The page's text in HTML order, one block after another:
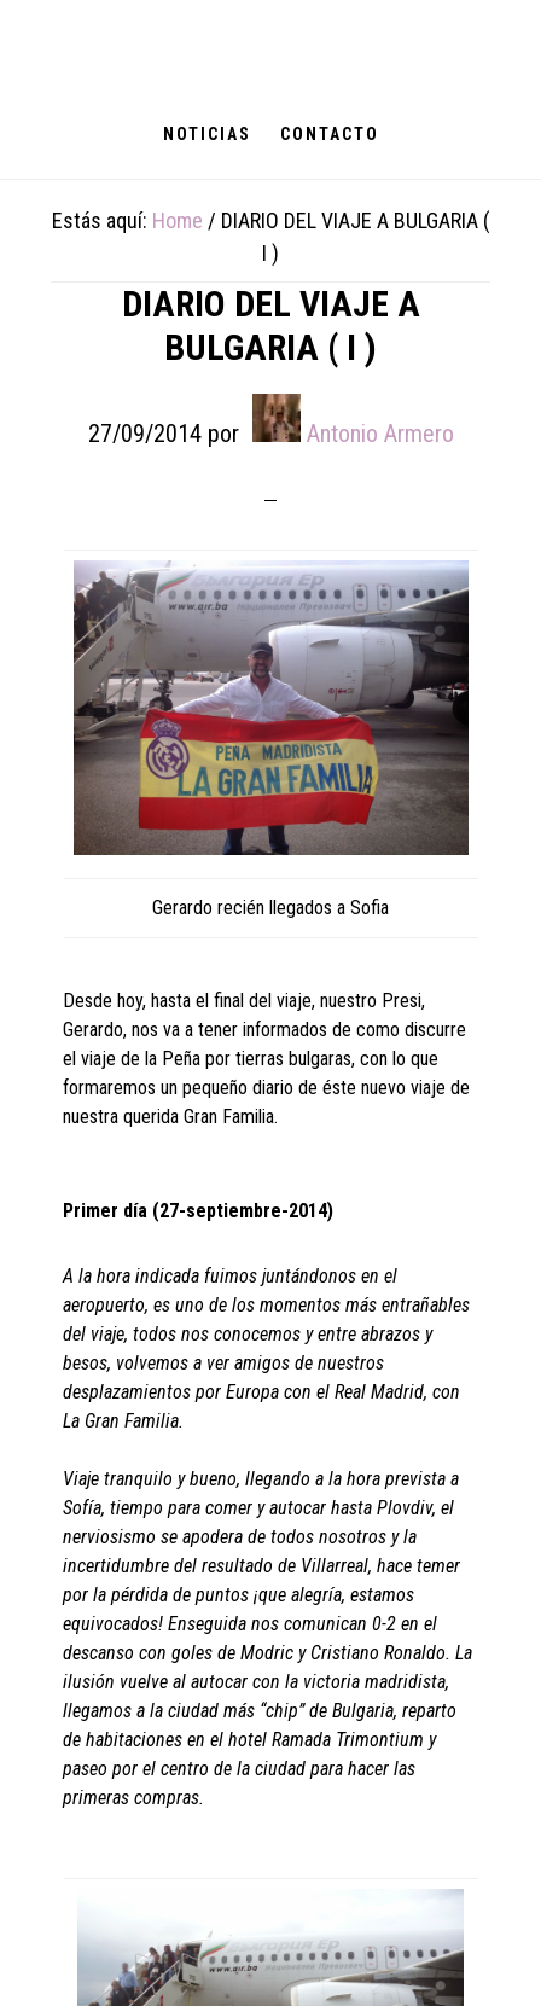
NOTICIAS CONTACTO
Estás aquí: Home / DIARIO DEL VIAJE A BULGARIA (
I )
DIARIO DEL VIAJE A
BULGARIA ( I )
27/09/2014por Antonio Armero
Gerardo recién llegados a Sofia
Desde hoy, hasta el final del viaje, nuestro Presi,
Gerardo, nos va a tener informados de como discurre
el viaje de la Peña por tierras bulgaras, con lo que
formaremos un pequeño diario de éste nuevo viaje de
nuestra querida Gran Familia.
Primer día (27-septiembre-2014)
A la hora indicada fuimos juntándonos en el
aeropuerto, es uno de los momentos más entrañables
del viaje, todos nos conocemos y entre abrazos y
besos, volvemos a ver amigos de nuestros
desplazamientos por Europa con el Real Madrid, con
La Gran Familia.
Viaje tranquilo y bueno, llegando a la hora prevista a
Sofía, tiempo para comer y autocar hasta Plovdiv, el
nerviosismo se apodera de todos nosotros y la
incertidumbre del resultado de Villarreal, hace temer
por la pérdida de puntos ¡que alegría, estamos
equivocados! Enseguida nos comunican 0-2 en el
descanso con goles de Modric y Cristiano Ronaldo. La
ilusión vuelve al autocar con la victoria madridista,
llegamos a la ciudad más “chip” de Bulgaria, reparto
de habitaciones en el hotel Ramada Trimontium y
paseo por el centro de la ciudad para hacer las
primeras compras.